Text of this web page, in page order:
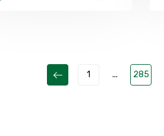
1 ... 285